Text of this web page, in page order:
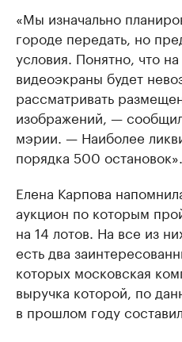
«Мы изначально
городе передать, но
условия. Понятно, что
видеоэкраны будет
рассматривать
изображений, —
мэрии. — Наиболее
порядка 500 остановок».
Елена Карпова
аукцион по которым
на 14 лотов. На все из
есть два
которых московская
выручка которой, по
в прошлом году